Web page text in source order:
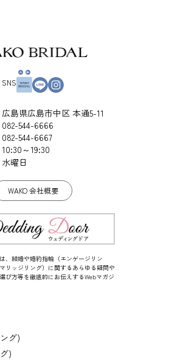
SNS
広島県広島市中区 本通5-11
082-544-6666
082-544-6667
10:30～19:30
水曜日
WAKO 会社概要
、結婚や婚約指輪（エンゲージリン
リッジリング）に関するあらゆる疑問や
び方等を徹底的にお伝えするWebマガジ
グ)
)